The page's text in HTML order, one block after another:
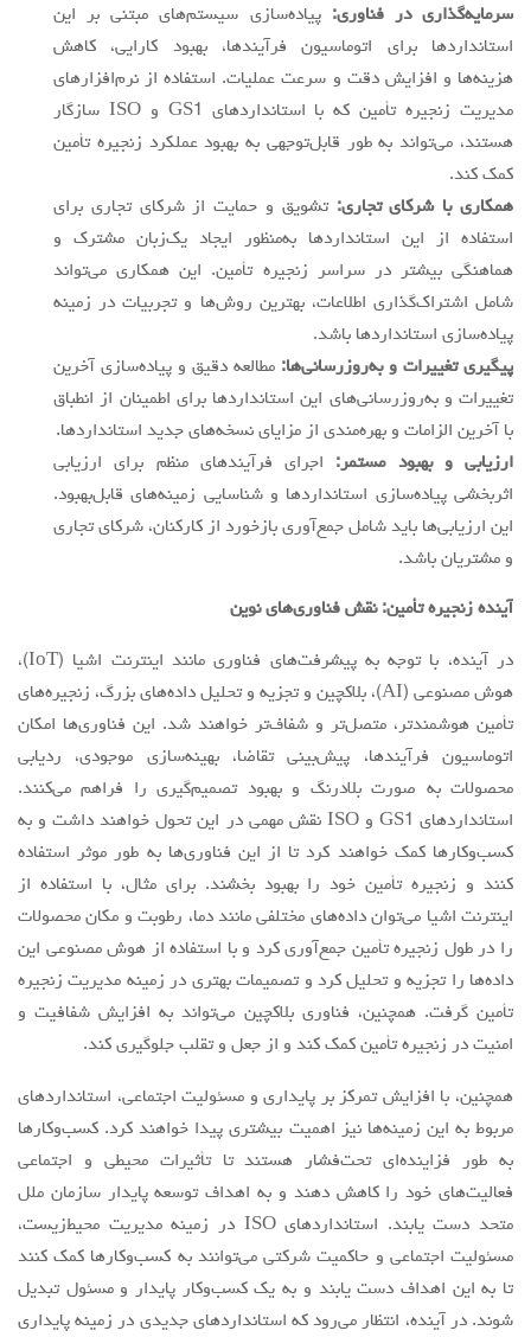
سرمایه‌گذاری در فناوری: پیاده‌سازی سیستم‌های مبتنی بر این
استانداردها برای اتوماسیون فرآیندها، بهبود کارایی، کاهش
هزینه‌ها و افزایش دقت و سرعت عملیات. استفاده از نرم‌افزارهای
مدیریت زنجیره تأمین که با استانداردهای GS1 و ISO سازگار
هستند، می‌تواند به طور قابل‌توجهی به بهبود عملکرد زنجیره تأمین
کمک کند.
همکاری با شرکای تجاری: تشویق و حمایت از شرکای تجاری برای
استفاده از این استانداردها به‌منظور ایجاد یک‌زبان مشترک و
هماهنگی بیشتر در سراسر زنجیره تأمین. این همکاری می‌تواند
شامل اشتراک‌گذاری اطلاعات، بهترین روش‌ها و تجربیات در زمینه
پیاده‌سازی استانداردها باشد.
پیگیری تغییرات و به‌روزرسانی‌ها: مطالعه دقیق و پیاده‌سازی آخرین
تغییرات و به‌روزرسانی‌های این استانداردها برای اطمینان از انطباق
با آخرین الزامات و بهره‌مندی از مزایای نسخه‌های جدید استانداردها.
ارزیابی و بهبود مستمر: اجرای فرآیندهای منظم برای ارزیابی
اثربخشی پیاده‌سازی استانداردها و شناسایی زمینه‌های قابل‌بهبود.
این ارزیابی‌ها باید شامل جمع‌آوری بازخورد از کارکنان، شرکای تجاری
و مشتریان باشد.
آینده زنجیره تأمین: نقش فناوری‌های نوین
در آینده، با توجه به پیشرفت‌های فناوری مانند اینترنت اشیا (IoT)،
هوش مصنوعی (AI)، بلاکچین و تجزیه و تحلیل داده‌های بزرگ، زنجیره‌های
تأمین هوشمندتر، متصل‌تر و شفاف‌تر خواهند شد. این فناوری‌ها امکان
اتوماسیون فرآیندها، پیش‌بینی تقاضا، بهینه‌سازی موجودی، ردیابی
محصولات به صورت بلادرنگ و بهبود تصمیم‌گیری را فراهم می‌کنند.
استانداردهای GS1 و ISO نقش مهمی در این تحول خواهند داشت و به
کسب‌وکارها کمک خواهند کرد تا از این فناوری‌ها به طور موثر استفاده
کنند و زنجیره تأمین خود را بهبود بخشند. برای مثال، با استفاده از
اینترنت اشیا می‌توان داده‌های مختلفی مانند دما، رطوبت و مکان محصولات
را در طول زنجیره تأمین جمع‌آوری کرد و با استفاده از هوش مصنوعی این
داده‌ها را تجزیه و تحلیل کرد و تصمیمات بهتری در زمینه مدیریت زنجیره
تأمین گرفت. همچنین، فناوری بلاکچین می‌تواند به افزایش شفافیت و
امنیت در زنجیره تأمین کمک کند و از جعل و تقلب جلوگیری کند.
همچنین، با افزایش تمرکز بر پایداری و مسئولیت اجتماعی، استانداردهای
مربوط به این زمینه‌ها نیز اهمیت بیشتری پیدا خواهند کرد. کسب‌وکارها
به طور فزاینده‌ای تحت‌فشار هستند تا تأثیرات محیطی و اجتماعی
فعالیت‌های خود را کاهش دهند و به اهداف توسعه پایدار سازمان ملل
متحد دست یابند. استانداردهای ISO در زمینه مدیریت محیط‌زیست،
مسئولیت اجتماعی و حاکمیت شرکتی می‌توانند به کسب‌وکارها کمک کنند
تا به این اهداف دست یابند و به یک کسب‌وکار پایدار و مسئول تبدیل
شوند. در آینده، انتظار می‌رود که استانداردهای جدیدی در زمینه پایداری